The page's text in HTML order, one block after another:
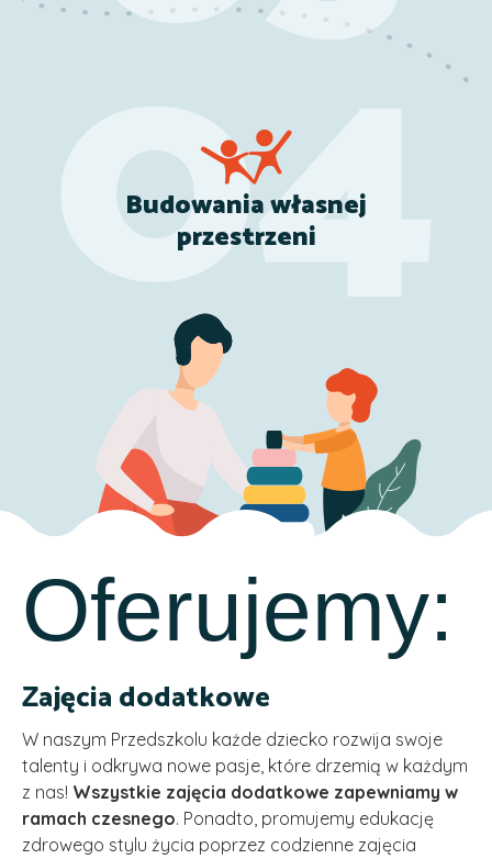
Budowania własnej
przestrzeni
Oferujemy:
Zajęcia dodatkowe
W naszym Przedszkolu każde dziecko rozwija swoje
talenty i odkrywa nowe pasje, które drzemią w każdym
z nas! Wszystkie zajęcia dodatkowe zapewniamy w
ramach czesnego. Ponadto, promujemy edukację
zdrowego stylu życia poprzez codzienne zajęcia